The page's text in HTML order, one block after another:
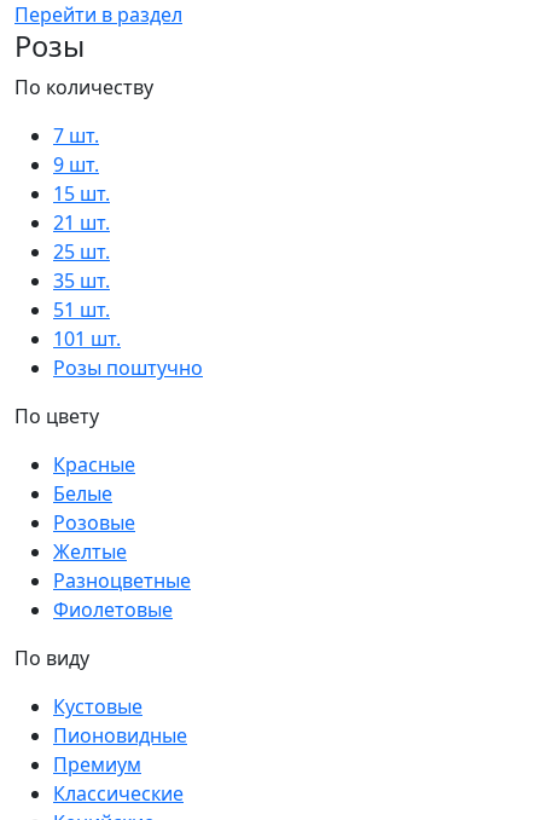
Перейти в раздел
Розы
По количеству
7 шт.
9 шт.
15 шт.
21 шт.
25 шт.
35 шт.
51 шт.
101 шт.
Розы поштучно
По цвету
Красные
Белые
Розовые
Желтые
Разноцветные
Фиолетовые
По виду
Кустовые
Пионовидные
Премиум
Классические